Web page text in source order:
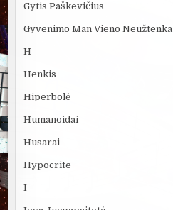
Gytis Paškevičius
Gyvenimo Man Vieno Neužtenka
H
Henkis
Hiperbolė
Humanoidai
Husarai
Hypocrite
I